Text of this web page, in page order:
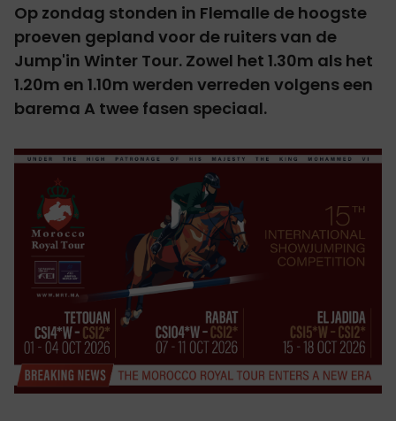
Op zondag stonden in Flemalle de hoogste
proeven gepland voor de ruiters van de
Jump'in Winter Tour. Zowel het 1.30m als het
1.20m en 1.10m werden verreden volgens een
barema A twee fasen speciaal.